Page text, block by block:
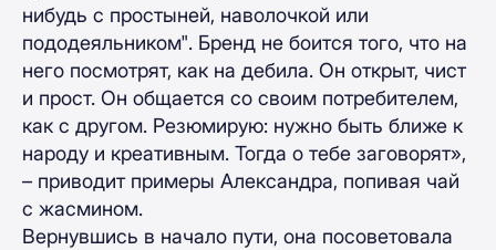
нибудь с простыней, наволочкой или
пододеяльником". Бренд не боится того, что на
него посмотрят, как на дебила. Он открыт, чист
и прост. Он общается со своим потребителем,
как с другом. Резюмирую: нужно быть ближе к
народу и креативным. Тогда о тебе заговорят»,
– приводит примеры Александра, попивая чай
с жасмином.
Вернувшись в начало пути, она посоветовала